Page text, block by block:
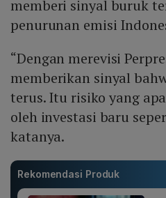
memberi sinyal buruk
penurunan emisi
“Dengan merevisi
memberikan sinyal
terus. Itu risiko yang
oleh investasi baru
katanya.
Rekomendasi Produk